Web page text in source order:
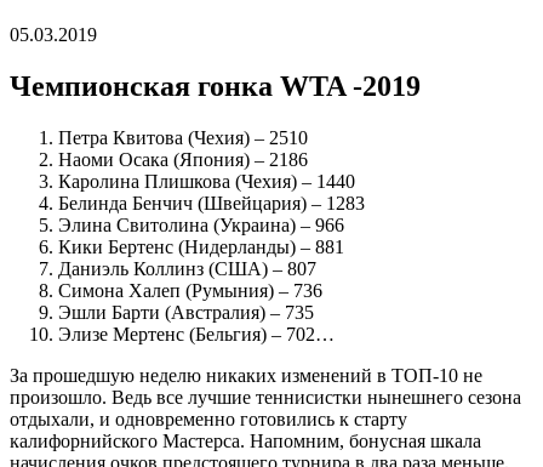
05.03.2019
Чемпионская гонка WTA -2019
Петра Квитова (Чехия) – 2510
Наоми Осака (Япония) – 2186
Каролина Плишкова (Чехия) – 1440
Белинда Бенчич (Швейцария) – 1283
Элина Свитолина (Украина) – 966
Кики Бертенс (Нидерланды) – 881
Даниэль Коллинз (США) – 807
Симона Халеп (Румыния) – 736
Эшли Барти (Австралия) – 735
Элизе Мертенс (Бельгия) – 702…
За прошедшую неделю никаких изменений в ТОП-10 не
произошло. Ведь все лучшие теннисистки нынешнего сезона
отдыхали, и одновременно готовились к старту
калифорнийского Мастерса. Напомним, бонусная шкала
начисления очков предстоящего турнира в два раза меньше,